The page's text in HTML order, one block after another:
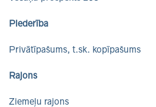
Piederība
Privātīpašums, t.sk. kopīpašums
Rajons
Ziemeļu rajons